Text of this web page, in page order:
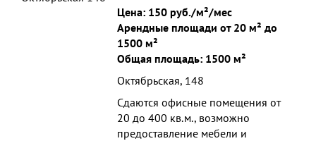
Цена: 150 руб./м²/мес
Арендные площади от 20 м² до
1500 м²
Общая площадь: 1500 м²
Октябрьская, 148
Сдаются офисные помещения от
20 до 400 кв.м., возможно
предоставление мебели и